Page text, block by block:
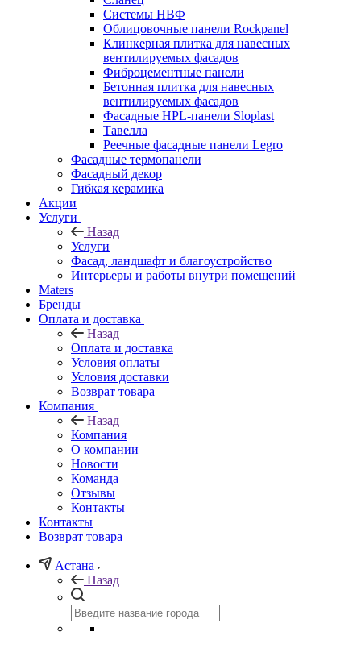
Системы НВФ
Облицовочные панели Rockpanel
Клинкерная плитка для навесных
вентилируемых фасадов
Фиброцементные панели
Бетонная плитка для навесных
вентилируемых фасадов
Фасадные HPL-панели Sloplast
Тавелла
Реечные фасадные панели Legro
Фасадные термопанели
Фасадный декор
Гибкая керамика
Акции
Услуги
Назад
Услуги
Фасад, ландшафт и благоустройство
Интерьеры и работы внутри помещений
Maters
Бренды
Оплата и доставка
Назад
Оплата и доставка
Условия оплаты
Условия доставки
Возврат товара
Компания
Назад
Компания
О компании
Новости
Команда
Отзывы
Контакты
Контакты
Возврат товара
Астана
Назад